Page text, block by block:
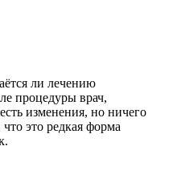
ли лечению
процедуры врач,
изменения, но ничего
это редкая форма
.